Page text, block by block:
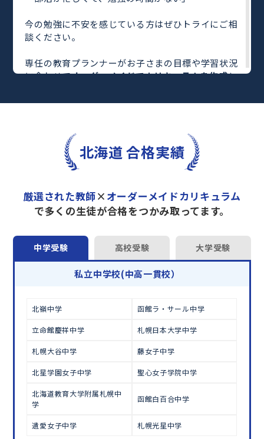
今の勉強に不安を感じている方はぜひトライにご相
談ください。
専任の教育プランナーがお子さまの目標や学習状況
に合わせてオーダーメイドでカリキュラムを作成し
完全マンツーマンで自分に合った教師がわかるまで
さらに、単元別の学習の理解度がわかる「AI学習診
や授業内容や授業以外の勉強をナビゲートする
「DAILY TRY」
など、豊富な学習コンテンツが
トライで一緒に“自己最高得点”を目指しません
か？
オンラインでの学習面談も承っております。
学習相談のお申し込みはこちら
北海道 合格実績
厳選された教師× オーダーメイドカリキュラム
で多くの生徒が合格をつかみ取ってます。
中学受験 高校受験 大学受験
私立中学校(中高一貫校）
北嶺中学 函館ラ・サール中学
立命館慶祥中学 札幌日本大学中学
札幌大谷中学 藤女子中学
北星学園女子中学 聖心女子学院中学
北海道教育大学附属札幌中
学
函館白百合中学
遺愛女子中学 札幌光星中学